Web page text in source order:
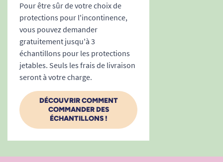
Pour être sûr de votre choix de
protections pour l'incontinence,
vous pouvez demander
gratuitement jusqu'à 3
échantillons pour les protections
jetables. Seuls les frais de livraison
seront à votre charge.
DÉCOUVRIR COMMENT
COMMANDER DES
ÉCHANTILLONS !